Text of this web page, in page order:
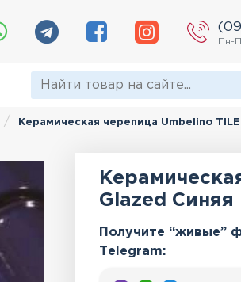
Пн-
Керамическая черепица Umbelino
Glazed Синяя
Получите “живые”
Тelegram: